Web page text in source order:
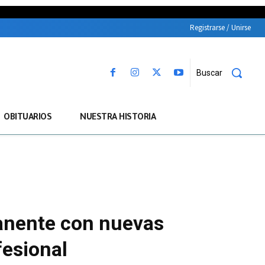
Registrarse / Unirse
Buscar
OBITUARIOS NUESTRA HISTORIA
con nuevas